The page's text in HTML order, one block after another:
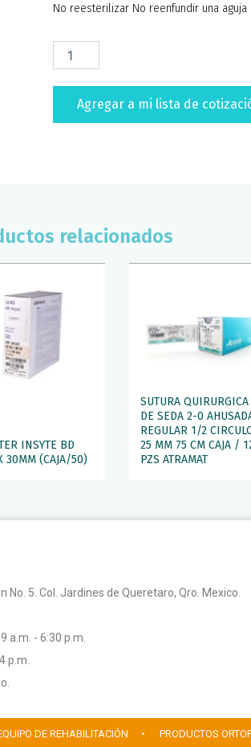
No reesterilizar No reenfundir una
JERINGA
DESECHABLE
32
Agregar a mi lista de
relacionados
INSYTE BD
30MM (CAJA/50)
SUTURA QUIRURGICA
DE SEDA 2-0
REGULAR 1/2
25 MM 75 CM CAJA /
PZS ATRAMAT
No. 5. Col. Jardines de Queretaro, Qro. Mexico.
a.m. - 6:30 p.m.
p.m.
DE REHABILITACIÓN • PRODUCTOS